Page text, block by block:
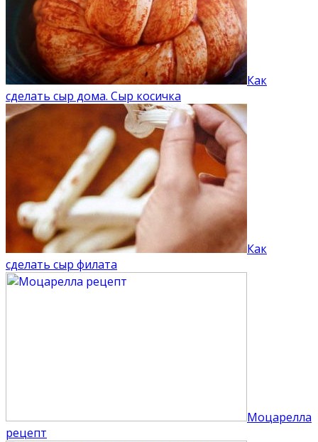
Как
сделать сыр дома. Сыр косичка
Как
сделать сыр филата
Моцарелла
рецепт